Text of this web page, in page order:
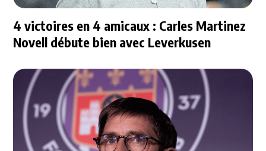
4 victoires en 4 amicaux : Carles Martinez
Novell débute bien avec Leverkusen